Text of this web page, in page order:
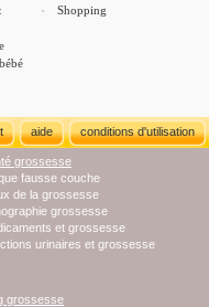
Shopping
aide conditions d'utilisation
grossesse
fausse couche
de la grossesse
grossesse
et grossesse
urinaires et grossesse
grossesse